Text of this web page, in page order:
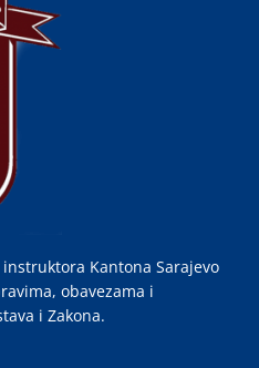
Kantona Sarajevo
obavezama i
i Zakona.